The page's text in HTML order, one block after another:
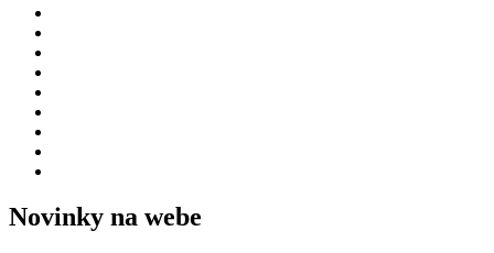
Novinky na webe